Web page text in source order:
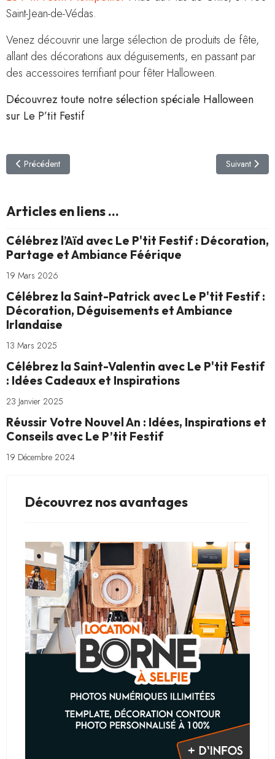
Saint-Jean-de-Védas.
Venez découvrir une large sélection de produits de fête,
allant des décorations aux déguisements, en passant par
des accessoires terrifiant pour fêter Halloween.
Découvrez toute notre sélection spéciale Halloween
sur Le P’tit Festif
Article précédent : Célébrez l’Aïd avec Le P'tit Festif : Décoration,
Précédent Article
Suivant
Articles en liens ...
Célébrez l’Aïd avec Le P'tit Festif : Décoration,
Partage et Ambiance Féérique
19 Mars 2026
Célébrez la Saint-Patrick avec Le P'tit Festif :
Décoration, Déguisements et Ambiance
Irlandaise
13 Mars 2025
Célébrez la Saint-Valentin avec Le P'tit Festif
: Idées Cadeaux et Inspirations
23 Janvier 2025
Réussir Votre Nouvel An : Idées, Inspirations et
Conseils avec Le P’tit Festif
19 Décembre 2024
Découvrez nos avantages